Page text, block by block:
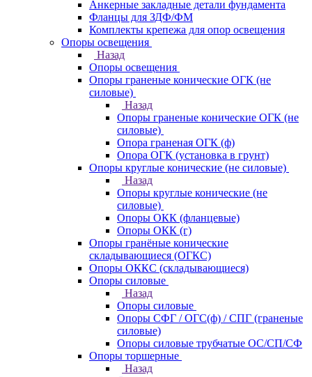
Анкерные закладные детали фундамента
Фланцы для ЗДФ/ФМ
Комплекты крепежа для опор освещения
Опоры освещения
Назад
Опоры освещения
Опоры граненые конические ОГК (не
силовые)
Назад
Опоры граненые конические ОГК (не
силовые)
Опора граненая ОГК (ф)
Опора ОГК (установка в грунт)
Опоры круглые конические (не силовые)
Назад
Опоры круглые конические (не
силовые)
Опоры ОКК (фланцевые)
Опоры ОКК (г)
Опоры гранёные конические
складывающиеся (ОГКС)
Опоры ОККС (складывающиеся)
Опоры силовые
Назад
Опоры силовые
Опоры СФГ / ОГС(ф) / СПГ (граненые
силовые)
Опоры силовые трубчатые ОС/СП/СФ
Опоры торшерные
Назад